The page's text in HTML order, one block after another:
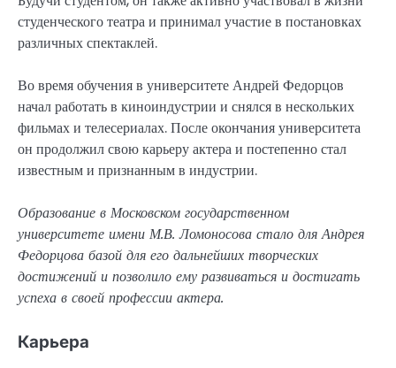
студенческого театра и принимал участие в постановках
различных спектаклей.
Во время обучения в университете Андрей Федорцов
начал работать в киноиндустрии и снялся в нескольких
фильмах и телесериалах. После окончания университета
он продолжил свою карьеру актера и постепенно стал
известным и признанным в индустрии.
Образование в Московском государственном
университете имени М.В. Ломоносова стало для Андрея
Федорцова базой для его дальнейших творческих
достижений и позволило ему развиваться и достигать
успеха в своей профессии актера.
Карьера